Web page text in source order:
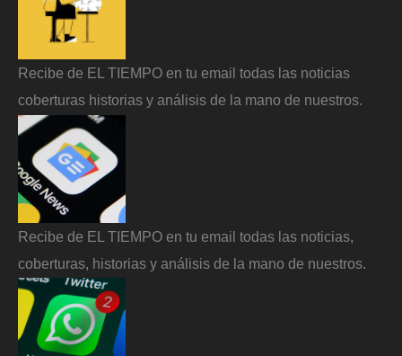
Recibe de EL TIEMPO en tu email todas las noticias
coberturas historias y análisis de la mano de nuestros.
Recibe de EL TIEMPO en tu email todas las noticias,
coberturas, historias y análisis de la mano de nuestros.